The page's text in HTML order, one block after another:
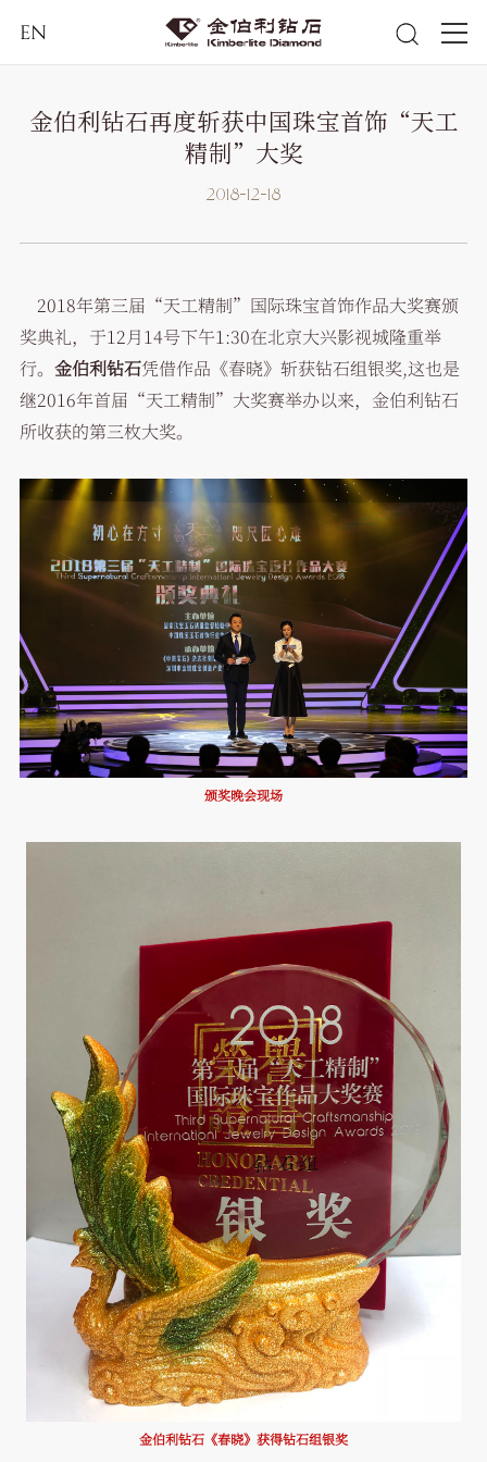
EN
金伯利钻石再度斩获中国珠宝首饰“天工
精制”大奖
2018-12-18
2018年第三届“天工精制”国际珠宝首饰作品大奖赛颁
奖典礼，于12月14号下午1:30在北京大兴影视城隆重举
行。 金伯利钻石凭借作品《春晓》斩获钻石组银奖,这也是
继2016年首届“天工精制”大奖赛举办以来，金伯利钻石
所收获的第三枚大奖。
颁奖晚会现场
金伯利钻石《春晓》获得钻石组银奖